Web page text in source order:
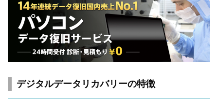
デジタルデータリカバリーの特徴